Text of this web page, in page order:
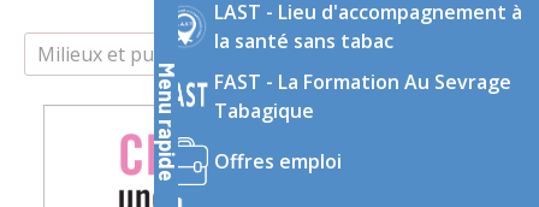
Menu rapide
LAST - Lieu d'accompagnement à
la santé sans tabac
FAST - La Formation Au Sevrage
Tabagique
Offres emploi
Milieux et publics Prévention Etat des lieux